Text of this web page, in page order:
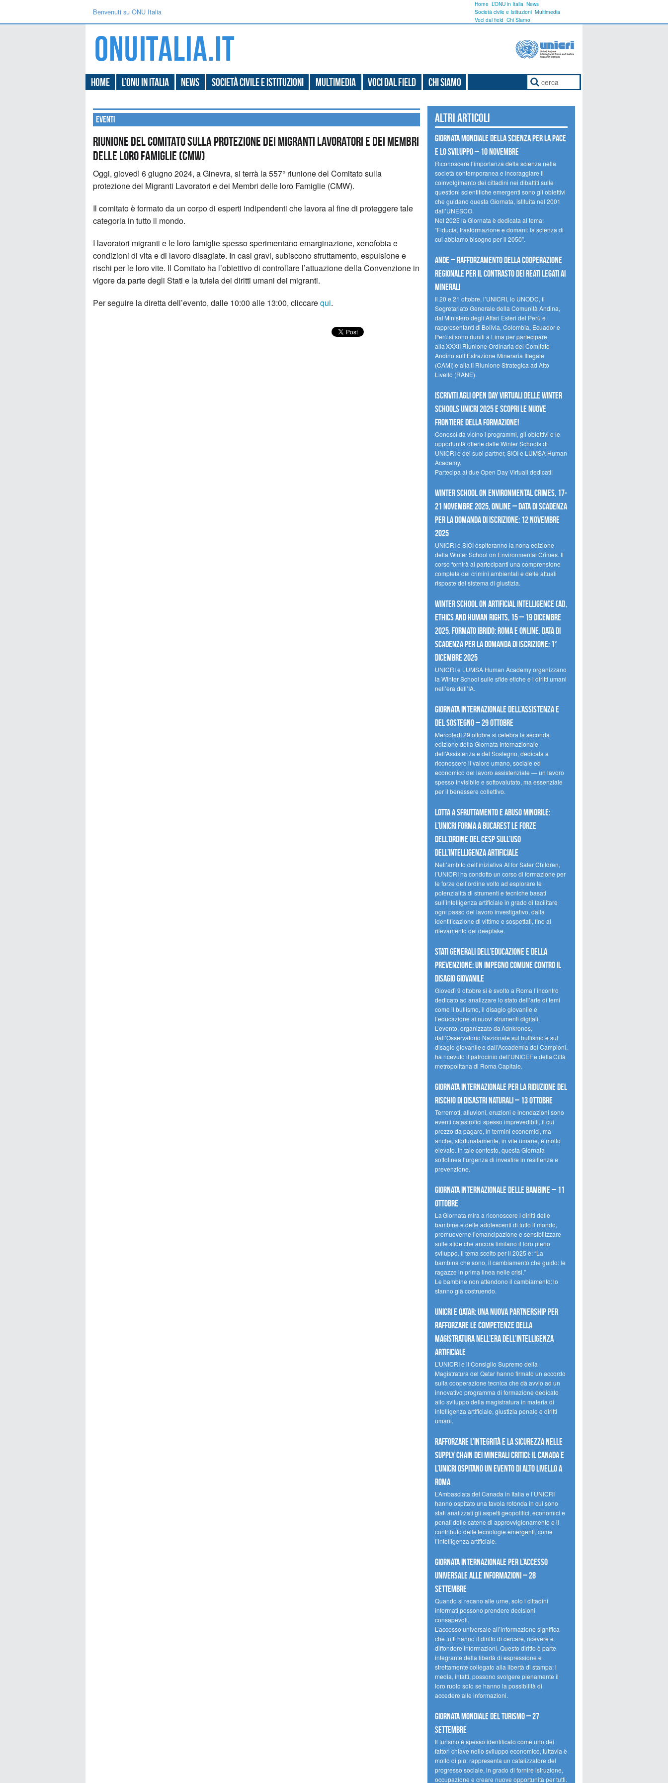
Benvenuti su ONU Italia
Home L’ONU in Italia News
Società civile e Istituzioni Multimedia
Voci dal field Chi Siamo
Home L’ONU in Italia News Società civile e Istituzioni Multimedia Voci dal field Chi Siamo
Eventi
Riunione del Comitato sulla protezione dei Migranti Lavoratori e dei Membri
delle loro Famiglie (CMW)
Oggi, giovedì 6 giugno 2024, a Ginevra, si terrà la 557° riunione del Comitato sulla
protezione dei Migranti Lavoratori e dei Membri delle loro Famiglie (CMW).
Il comitato è formato da un corpo di esperti indipendenti che lavora al fine di proteggere tale
categoria in tutto il mondo.
I lavoratori migranti e le loro famiglie spesso sperimentano emarginazione, xenofobia e
condizioni di vita e di lavoro disagiate. In casi gravi, subiscono sfruttamento, espulsione e
rischi per le loro vite. Il Comitato ha l’obiettivo di controllare l’attuazione della Convenzione in
vigore da parte degli Stati e la tutela dei diritti umani dei migranti.
Per seguire la diretta dell’evento, dalle 10:00 alle 13:00, cliccarequi.
Altri articoli
Giornata mondiale della scienza per la pace
e lo sviluppo – 10 novembre
Riconoscere l’importanza della scienza nella
società contemporanea e incoraggiare il
coinvolgimento dei cittadini nei dibattiti sulle
questioni scientifiche emergenti sono gli obiettivi
che guidano questa Giornata, istituita nel 2001
dall’UNESCO.
Nel 2025 la Giornata è dedicata al tema:
“Fiducia, trasformazione e domani: la scienza di
cui abbiamo bisogno per il 2050”.
Ande – Rafforzamento della cooperazione
regionale per il contrasto dei reati legati ai
minerali
Il 20 e 21 ottobre, l’UNICRI, lo UNODC, il
Segretariato Generale della Comunità Andina,
dal Ministero degli Affari Esteri del Perù e
rappresentanti di Bolivia, Colombia, Ecuador e
Perù si sono riuniti a Lima per partecipare
alla XXXII Riunione Ordinaria del Comitato
Andino sull’Estrazione Mineraria Illegale
(CAMI) e alla II Riunione Strategica ad Alto
Livello (RANE).
Iscriviti agli Open Day Virtuali delle Winter
Schools UNICRI 2025 e scopri le nuove
frontiere della formazione!
Conosci da vicino i programmi, gli obiettivi e le
opportunità offerte dalle Winter Schools di
UNICRI e dei suoi partner, SIOI e LUMSA Human
Academy.
Partecipa ai due Open Day Virtuali dedicati!
Winter School on Environmental Crimes, 17-
21 novembre 2025, Online – Data di scadenza
per la domanda di iscrizione: 12 novembre
2025
UNICRI e SIOI ospiteranno la nona edizione
della Winter School on Environmental Crimes. Il
corso fornirà ai partecipanti una comprensione
completa dei crimini ambientali e delle attuali
risposte del sistema di giustizia.
Winter School on Artificial Intelligence (AI),
Ethics and Human Rights, 15 – 19 dicembre
2025, Formato Ibrido: Roma e online. Data di
scadenza per la domanda di iscrizione: 1°
dicembre 2025
UNICRI e LUMSA Human Academy organizzano
la Winter School sulle sfide etiche e i diritti umani
nell’era dell’IA.
Giornata internazionale dell’assistenza e
del sostegno – 29 ottobre
MercoledÌ 29 ottobre si celebra la seconda
edizione della Giornata Internazionale
dell’Assistenza e del Sostegno, dedicata a
riconoscere il valore umano, sociale ed
economico del lavoro assistenziale — un lavoro
spesso invisibile e sottovalutato, ma essenziale
per il benessere collettivo.
Lotta a sfruttamento e abuso minorile:
l’UNICRI forma a Bucarest le forze
dell’ordine del CESP sull’uso
dell’Intelligenza Artificiale
Nell’ambito dell’iniziativa AI for Safer Children,
l’UNICRI ha condotto un corso di formazione per
le forze dell’ordine volto ad esplorare le
potenzialità di strumenti e tecniche basati
sull’intelligenza artificiale in grado di facilitare
ogni passo del lavoro investigativo, dalla
identificazione di vittime e sospettati, fino al
rilevamento dei deepfake.
Stati Generali dell’Educazione e della
Prevenzione: un impegno comune contro il
disagio giovanile
Giovedì 9 ottobre si è svolto a Roma l’incontro
dedicato ad analizzare lo stato dell’arte di temi
come il bullismo, il disagio giovanile e
l’educazione ai nuovi strumenti digitali.
L’evento, organizzato da Adnkronos,
dall’Osservatorio Nazionale sul bullismo e sul
disagio giovanile e dall’Accademia dei Campioni,
ha ricevuto il patrocinio dell’UNICEF e della Città
metropolitana di Roma Capitale.
Giornata internazionale per la riduzione del
rischio di disastri naturali – 13 ottobre
Terremoti, alluvioni, eruzioni e inondazioni sono
eventi catastrofici spesso imprevedibili, il cui
prezzo da pagare, in termini economici, ma
anche, sfortunatamente, in vite umane, è molto
elevato. In tale contesto, questa Giornata
sottolinea l’urgenza di investire in resilienza e
prevenzione.
Giornata internazionale delle bambine – 11
ottobre
La Giornata mira a riconoscere i diritti delle
bambine e delle adolescenti di tutto il mondo,
promuoverne l’emancipazione e sensibilizzare
sulle sfide che ancora limitano il loro pieno
sviluppo. Il tema scelto per il 2025 è: “La
bambina che sono, il cambiamento che guido: le
ragazze in prima linea nelle crisi.”
Le bambine non attendono il cambiamento: lo
stanno già costruendo.
UNICRI e Qatar: una nuova partnership per
rafforzare le competenze della
magistratura nell’era dell’intelligenza
artificiale
L’UNICRI e il Consiglio Supremo della
Magistratura del Qatar hanno firmato un accordo
sulla cooperazione tecnica che dà avvio ad un
innovativo programma di formazione dedicato
allo sviluppo della magistratura in materia di
intelligenza artificiale, giustizia penale e diritti
umani.
Rafforzare l’integrità e la sicurezza nelle
supply chain dei minerali critici: il Canada e
l’UNICRI ospitano un evento di alto livello a
Roma
L’Ambasciata del Canada in Italia e l’UNICRI
hanno ospitato una tavola rotonda in cui sono
stati analizzati gli aspetti geopolitici, economici e
penali delle catene di approvvigionamento e il
contributo delle tecnologie emergenti, come
l’intelligenza artificiale.
Giornata internazionale per l’accesso
universale alle informazioni – 28
settembre
Quando si recano alle urne, solo i cittadini
informati possono prendere decisioni
consapevoli.
L’accesso universale all’informazione significa
che tutti hanno il diritto di cercare, ricevere e
diffondere informazioni. Questo diritto è parte
integrante della libertà di espressione e
strettamente collegato alla libertà di stampa: i
media, infatti, possono svolgere pienamente il
loro ruolo solo se hanno la possibilità di
accedere alle informazioni.
Giornata mondiale del turismo – 27
settembre
Il turismo è spesso identificato come uno dei
fattori chiave nello sviluppo economico, tuttavia è
molto di più: rappresenta un catalizzatore del
progresso sociale, in grado di fornire istruzione,
occupazione e creare nuove opportunità per tutti.